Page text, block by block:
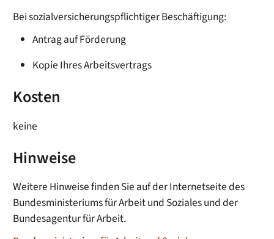
Bei sozialversicherungspflichtiger Beschäftigung:
Antrag auf Förderung
Kopie Ihres Arbeitsvertrags
Kosten
keine
Hinweise
Weitere Hinweise finden Sie auf der Internetseite des
Bundesministeriums für Arbeit und Soziales und der
Bundesagentur für Arbeit.